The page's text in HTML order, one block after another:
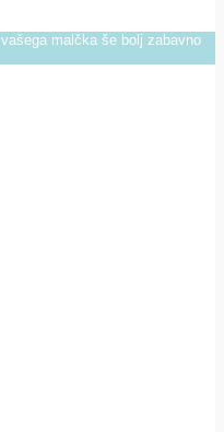
malčka še bolj zabavno